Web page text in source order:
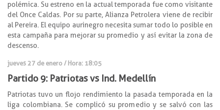
polémica. Su estreno en la actual temporada fue como visitante
del Once Caldas. Por su parte, Alianza Petrolera viene de recibir
al Pereira. El equipo aurinegro necesita sumar todo lo posible en
esta campaña para mejorar su promedio y así evitar la zona de
descenso.
jueves 27 de enero / Hora: 18:05
Partido 9: Patriotas vs Ind. Medellín
Patriotas tuvo un flojo rendimiento la pasada temporada en la
liga colombiana. Se complicó su promedio y se salvó con las